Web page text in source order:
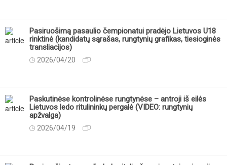
Pasiruošimą pasaulio čempionatui pradėjo Lietuvos U18
rinktinė (kandidatų sąrašas, rungtynių grafikas, tiesioginės
transliacijos)
2026/04/20
Paskutinėse kontrolinėse rungtynėse – antroji iš eilės
Lietuvos ledo ritulininkų pergalė (VIDEO: rungtynių
apžvalga)
2026/04/19